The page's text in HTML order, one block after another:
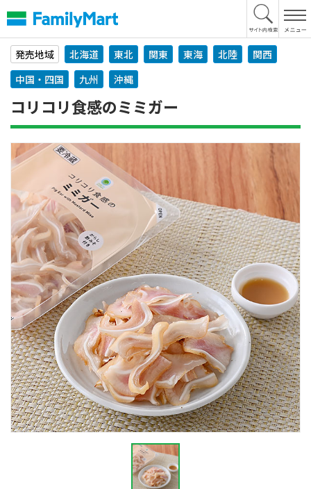
文
へ
発売地域
北海道 東北 関東 東海 北陸
関西
中国・四国
九州 沖縄
コリコリ食感のミミガー